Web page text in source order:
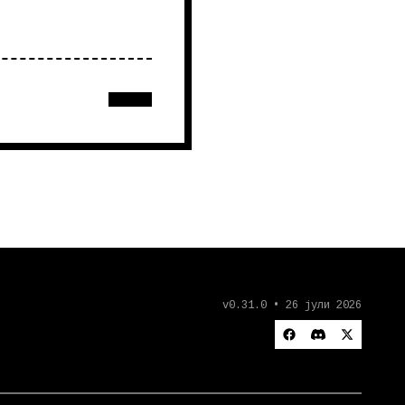
v0.31.0 • 26 јули 2026